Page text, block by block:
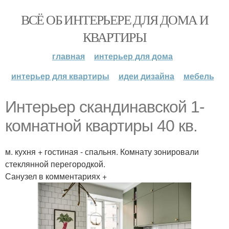
ВСЁ ОБ ИНТЕРЬЕРЕ ДЛЯ ДОМА И
КВАРТИРЫ
главная
интерьер для дома
интерьер для квартиры
идеи дизайна мебель
Интерьер скандинавской 1-
комнатной квартиры 40 кв.
м. кухня + гостиная - спальня. Комнату зонировали
стеклянной перегородкой.
Санузел в комментариях +